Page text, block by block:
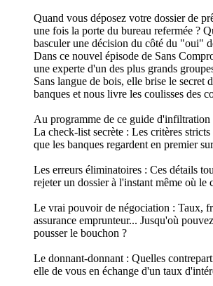
Quand vous déposez votre dossier de
une fois la porte du bureau refermée ?
basculer une décision du côté du "oui"
Dans ce nouvel épisode de Sans
une experte d'un des plus grands
Sans langue de bois, elle brise le secret
banques et nous livre les coulisses des
Au programme de ce guide d'infiltration
La check-list secrète : Les critères
que les banques regardent en premier
Les erreurs éliminatoires : Ces détails
rejeter un dossier à l'instant même où le
Le vrai pouvoir de négociation : Taux,
assurance emprunteur... Jusqu'où
pousser le bouchon ?
Le donnant-donnant : Quelles
elle de vous en échange d'un taux